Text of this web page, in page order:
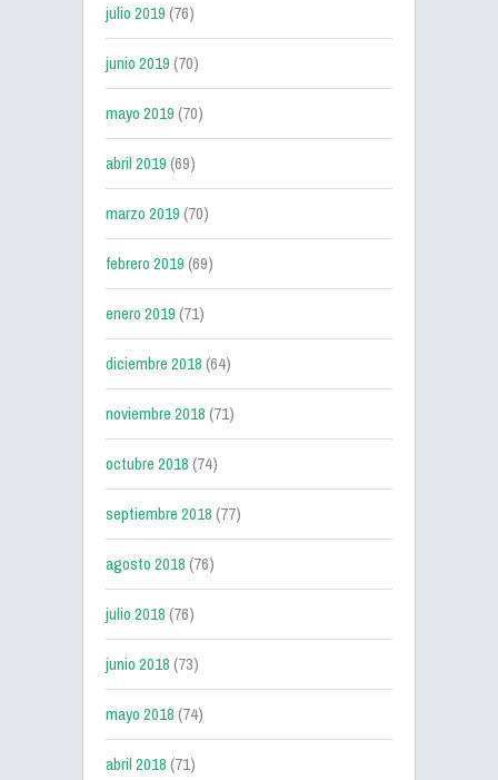
julio 2019(76)
junio 2019(70)
mayo 2019(70)
abril 2019(69)
marzo 2019(70)
febrero 2019(69)
enero 2019(71)
diciembre 2018(64)
noviembre 2018(71)
octubre 2018(74)
septiembre 2018(77)
agosto 2018(76)
julio 2018(76)
junio 2018(73)
mayo 2018(74)
abril 2018(71)